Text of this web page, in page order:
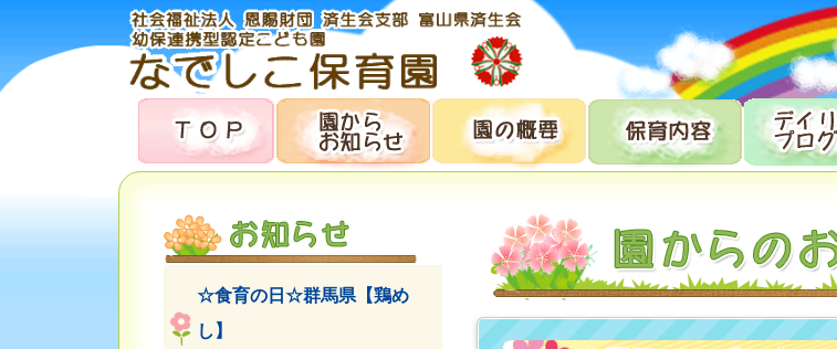
☆食育の日☆群馬県【鶏め
し】